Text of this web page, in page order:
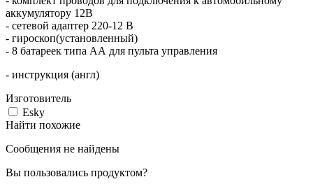
аккумулятору 12В
- сетевой адаптер 220-12 В
- гироскоп(установленный)
- 8 батареек типа АА для пульта управления
- инструкция (англ)
Изготовитель
Esky
Найти похожие
Сообщения не найдены
Вы пользовались продуктом?